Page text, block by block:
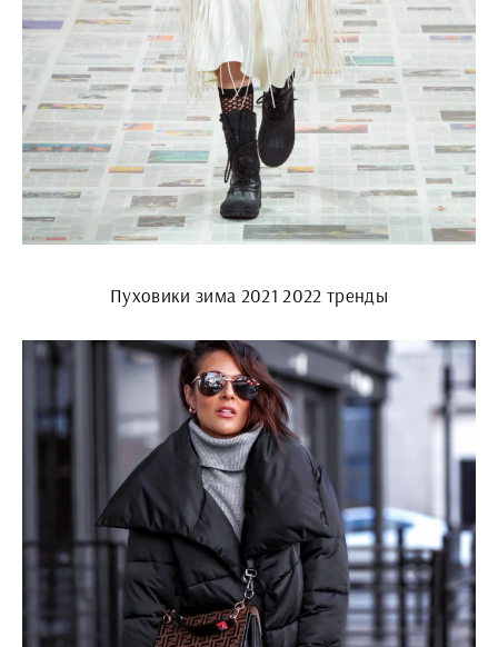
Пуховики зима 2021 2022 тренды